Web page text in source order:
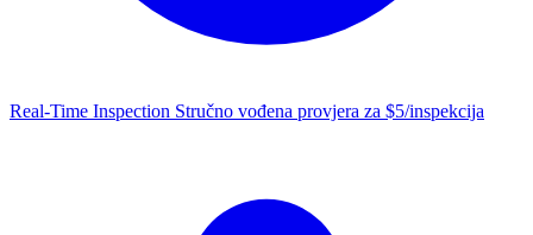
Real-Time Inspection Stručno vođena provjera za $5/inspekcija